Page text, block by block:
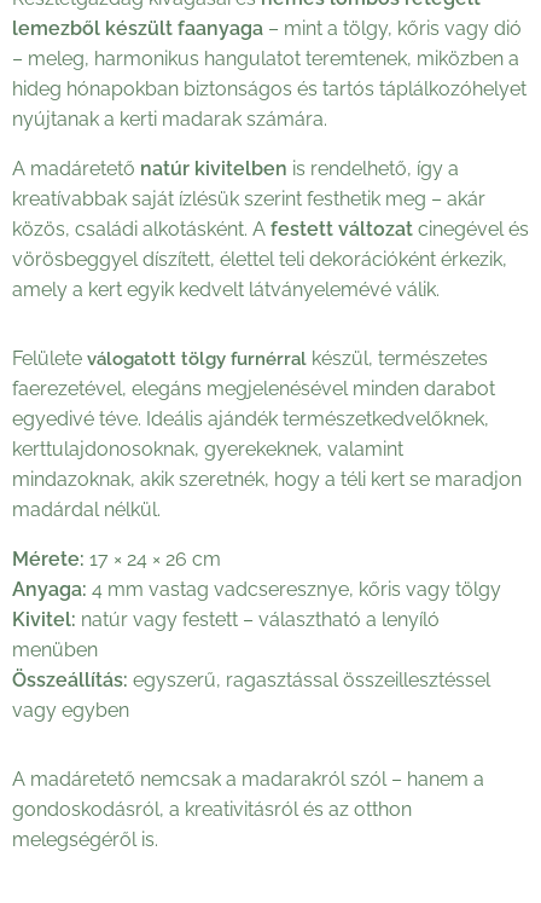
lemezből készült faanyaga – mint a tölgy, kőris vagy dió
– meleg, harmonikus hangulatot teremtenek, miközben a
hideg hónapokban biztonságos és tartós táplálkozóhelyet
nyújtanak a kerti madarak számára.
A madáretető natúr kivitelben is rendelhető, így a
kreatívabbak saját ízlésük szerint festhetik meg – akár
közös, családi alkotásként. A festett változat cinegével és
vörösbeggyel díszített, élettel teli dekorációként érkezik,
amely a kert egyik kedvelt látványelemévé válik.
Felülete válogatott tölgy furnérral készül, természetes
faerezetével, elegáns megjelenésével minden darabot
egyedivé téve. Ideális ajándék természetkedvelőknek,
kerttulajdonosoknak, gyerekeknek, valamint
mindazoknak, akik szeretnék, hogy a téli kert se maradjon
madárdal nélkül.
Mérete: 17 × 24 × 26 cm
Anyaga: 4 mm vastag vadcseresznye, kőris vagy tölgy
Kivitel: natúr vagy festett – választható a lenyíló
menüben
Összeállítás: egyszerű, ragasztással összeillesztéssel
vagy egyben
A madáretető nemcsak a madarakról szól – hanem a
gondoskodásról, a kreativitásról és az otthon
melegségéről is.